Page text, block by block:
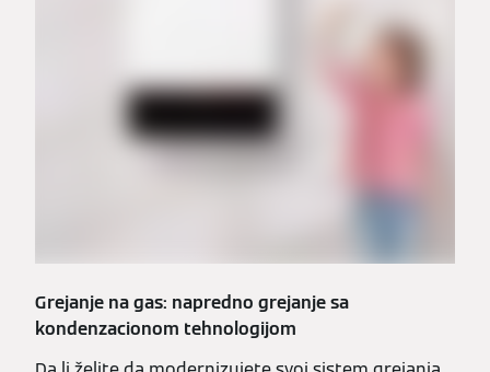
Grejanje na gas: napredno grejanje sa
kondenzacionom tehnologijom